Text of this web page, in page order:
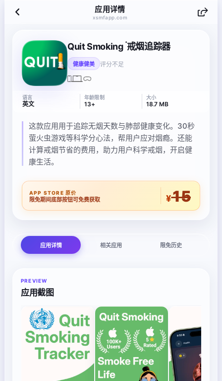
应用详情
xsmfapp.com
Quit Smoking ۬ 戒烟追踪器
健康健美 评分不足
语言
英文
年龄限制
13+
大小
18.7 MB
这款应用用于追踪无烟天数与肺部健康变化。30秒
萤火虫游戏等科学分心法，帮用户应对烟瘾。还能
计算戒烟节省的费用，助力用户科学戒烟，开启健
康生活。
APP STORE 原价
限免期间底部按钮可免费获取 ¥15
应用详情 相关应用 限免历史
PREVIEW
应用截图